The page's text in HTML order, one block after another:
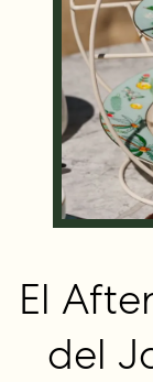
El
del